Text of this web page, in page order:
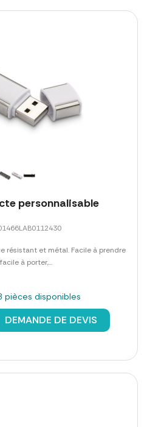
personnalisable
résistant et métal. Facile à prendre
à porter,...
pièces disponibles
DEMANDE DE DEVIS